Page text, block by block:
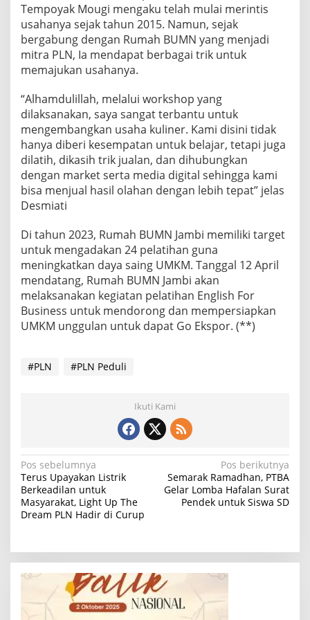
Tempoyak Mougi mengaku telah mulai merintis
usahanya sejak tahun 2015. Namun, sejak
bergabung dengan Rumah BUMN yang menjadi
mitra PLN, Ia mendapat berbagai trik untuk
memajukan usahanya.
“Alhamdulillah, melalui workshop yang
dilaksanakan, saya sangat terbantu untuk
mengembangkan usaha kuliner. Kami disini tidak
hanya diberi kesempatan untuk belajar, tetapi juga
dilatih, dikasih trik jualan, dan dihubungkan
dengan market serta media digital sehingga kami
bisa menjual hasil olahan dengan lebih tepat” jelas
Desmiati
Di tahun 2023, Rumah BUMN Jambi memiliki target
untuk mengadakan 24 pelatihan guna
meningkatkan daya saing UMKM. Tanggal 12 April
mendatang, Rumah BUMN Jambi akan
melaksanakan kegiatan pelatihan English For
Business untuk mendorong dan mempersiapkan
UMKM unggulan untuk dapat Go Ekspor. (**)
#PLN #PLN Peduli
Ikuti Kami
N
a
v
a
s
Pos sebelumnya
Terus Upayakan Listrik
Berkeadilan untuk
Masyarakat, Light Up The
Dream PLN Hadir di Curup
Pos berikutnya
Semarak Ramadhan, PTBA
Gelar Lomba Hafalan Surat
Pendek untuk Siswa SD